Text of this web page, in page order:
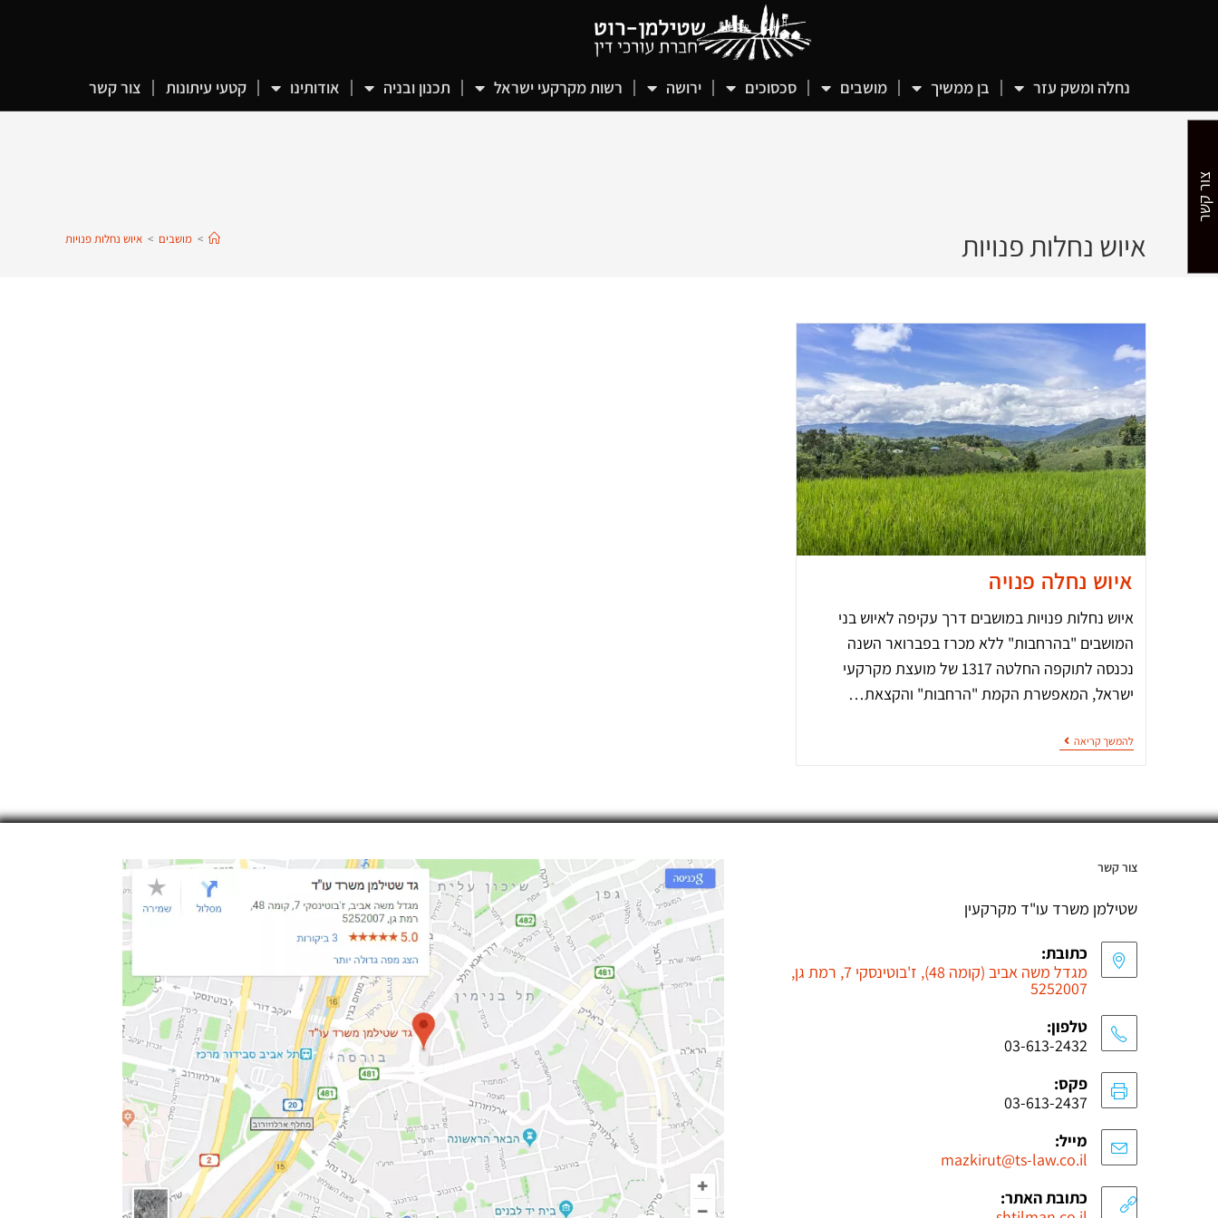
נחלה ומשק עזר בן ממשיך מושבים סכסוכים ירושה רשות מקרקעי ישראל תכנון ובניה אודותינו קטעי עיתונות צור קשר
איוש נחלות פנויות > מושבים > איוש נחלות פנויות
איוש נחלה פנויה
איוש נחלות פנויות במושבים דרך עקיפה לאיוש בני
המושבים "בהרחבות" ללא מכרז בפברואר השנה
נכנסה לתוקפה החלטה 1317 של מועצת מקרקעי
ישראל, המאפשרת הקמת "הרחבות" והקצאת…
להמשך קריאה
צור קשר
שטילמן משרד עו"ד מקרקעין
כתובת:
מגדל משה אביב (קומה 48), ז'בוטינסקי 7, רמת גן,
5252007
טלפון:
03-613-2432
פקס:
03-613-2437
מייל:
mazkirut@ts-law.co.il
כתובת האתר:
צור קשר